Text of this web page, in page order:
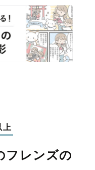
上
フレンズの